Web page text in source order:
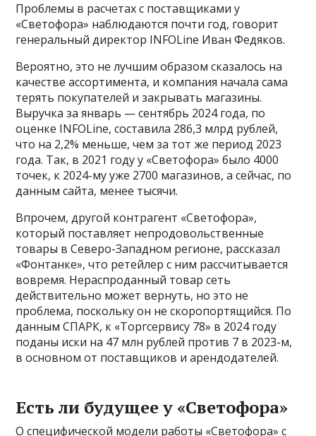
Проблемы в расчетах с поставщиками у
«Светофора» наблюдаются почти год, говорит
генеральный директор INFOLine Иван Федяков.
Вероятно, это не лучшим образом сказалось на
качестве ассортимента, и компания начала сама
терять покупателей и закрывать магазины.
Выручка за январь — сентябрь 2024 года, по
оценке INFOLine, составила 286,3 млрд рублей,
что на 2,2% меньше, чем за тот же период 2023
года. Так, в 2021 году у «Светофора» было 4000
точек, к 2024-му уже 2700 магазинов, а сейчас, по
данным сайта, менее тысячи.
Впрочем, другой контрагент «Светофора»,
который поставляет непродовольственные
товары в Северо-Западном регионе, рассказал
«Фонтанке», что ретейлер с ним рассчитывается
вовремя. Нераспроданный товар сеть
действительно может вернуть, но это не
проблема, поскольку он не скоропортящийся. По
данным СПАРК, к «Торгсервису 78» в 2024 году
поданы иски на 47 млн рублей против 7 в 2023-м,
в основном от поставщиков и арендодателей.
Есть ли будущее у «Светофора»
О специфической модели работы «Светофора» с